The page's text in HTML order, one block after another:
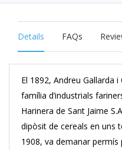
Details FAQs
El 1892, Andreu Gallarda
família d’industrials
Harinera de Sant Jaime
dipòsit de cereals en uns
1908, va demanar permís